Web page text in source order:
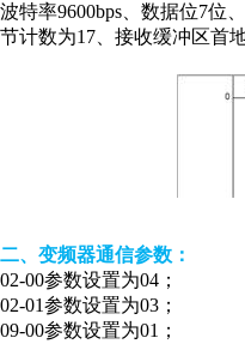
波特率9600bps、数据位7位
节计数为17、接收缓冲区首
二、变频器通信参数：
02-00参数设置为04；
02-01参数设置为03；
09-00参数设置为01；